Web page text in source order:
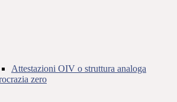
Attestazioni OIV o struttura analoga
zero